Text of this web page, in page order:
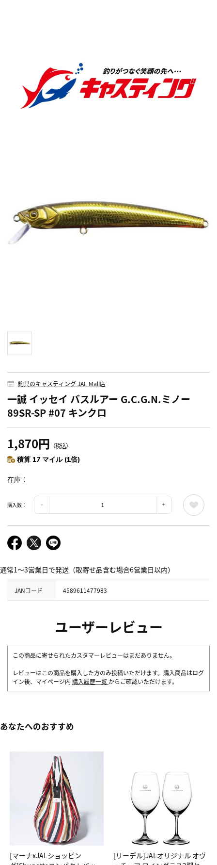
釣具のキャスティング JAL Mall店
一誠 イッセイ バスルアー G.C.G.N.ミノー
89SR-SP #07 キンクロ
1,870円 （税込）
積算 17 マイル (1倍)
在庫
購入数：
通常1～3営業日で発送（取寄せ品含む場合6営業日以内）
JANコード 4589611477983
ユーザーレビュー
この商品に寄せられたカスタマーレビューはまだありません。
レビューはこの商品を購入した方のみ投稿いただけます。購入商品はログ
イン後、マイページ内 購入履歴一覧 からご確認いただけます。
あなたへのおすすめ
[マーナxJALショッピン
[リーデル]JALオリジナル オヴ